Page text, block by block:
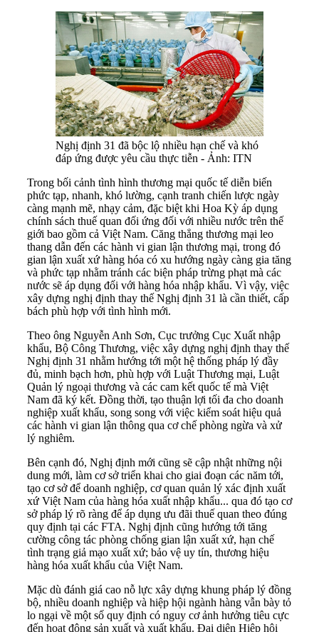
Nghị định 31 đã bộc lộ nhiều hạn chế và khó
đáp ứng được yêu cầu thực tiễn - Ảnh: ITN
Trong bối cảnh tình hình thương mại quốc tế diễn biến
phức tạp, nhanh, khó lường, cạnh tranh chiến lược ngày
càng mạnh mẽ, nhạy cảm, đặc biệt khi Hoa Kỳ áp dụng
chính sách thuế quan đối ứng đối với nhiều nước trên thế
giới bao gồm cả Việt Nam. Căng thẳng thương mại leo
thang dẫn đến các hành vi gian lận thương mại, trong đó
gian lận xuất xứ hàng hóa có xu hướng ngày càng gia tăng
và phức tạp nhằm tránh các biện pháp trừng phạt mà các
nước sẽ áp dụng đối với hàng hóa nhập khẩu. Vì vậy, việc
xây dựng nghị định thay thế Nghị định 31 là cần thiết, cấp
bách phù hợp với tình hình mới.
Theo ông Nguyễn Anh Sơn, Cục trưởng Cục Xuất nhập
khẩu, Bộ Công Thương, việc xây dựng nghị định thay thế
Nghị định 31 nhằm hướng tới một hệ thống pháp lý đầy
đủ, minh bạch hơn, phù hợp với Luật Thương mại, Luật
Quản lý ngoại thương và các cam kết quốc tế mà Việt
Nam đã ký kết. Đồng thời, tạo thuận lợi tối đa cho doanh
nghiệp xuất khẩu, song song với việc kiểm soát hiệu quả
các hành vi gian lận thông qua cơ chế phòng ngừa và xử
lý nghiêm.
Bên cạnh đó, Nghị định mới cũng sẽ cập nhật những nội
dung mới, làm cơ sở triển khai cho giai đoạn các năm tới,
tạo cơ sở để doanh nghiệp, cơ quan quản lý xác định xuất
xứ Việt Nam của hàng hóa xuất nhập khẩu... qua đó tạo cơ
sở pháp lý rõ ràng để áp dụng ưu đãi thuế quan theo đúng
quy định tại các FTA. Nghị định cũng hướng tới tăng
cường công tác phòng chống gian lận xuất xứ, hạn chế
tình trạng giả mạo xuất xứ; bảo vệ uy tín, thương hiệu
hàng hóa xuất khẩu của Việt Nam.
Mặc dù đánh giá cao nỗ lực xây dựng khung pháp lý đồng
bộ, nhiều doanh nghiệp và hiệp hội ngành hàng vẫn bày tỏ
lo ngại về một số quy định có nguy cơ ảnh hưởng tiêu cực
đến hoạt động sản xuất và xuất khẩu. Đại diện Hiệp hội